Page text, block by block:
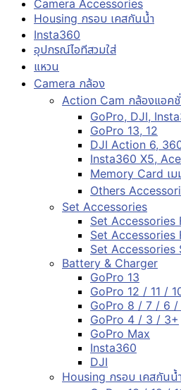
Camera Accessories
Housing กรอบ เคสกันน้ำ
Insta360
อุปกรณ์ไอทีสวมใส่
แหวน
Camera กล้อง
Action Cam กล้องแอค
GoPro, DJI,
GoPro 13, 12
DJI Action 6,
Insta360 X5,
Memory Card เม
Others
Set Accessories
Set Accessories
Set Accessories
Set Accessories
Battery & Charger
GoPro 13
GoPro 12 / 11 /
GoPro 8 / 7 / 6 /
GoPro 4 / 3 / 3+
GoPro Max
Insta360
DJI
Housing กรอบ เคสกันน้